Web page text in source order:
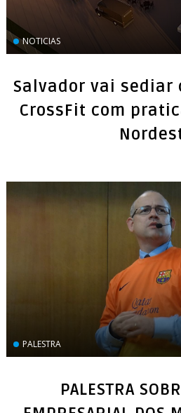
NOTICIAS
Salvador vai sediar
CrossFit com
PALESTRA
PALESTRA